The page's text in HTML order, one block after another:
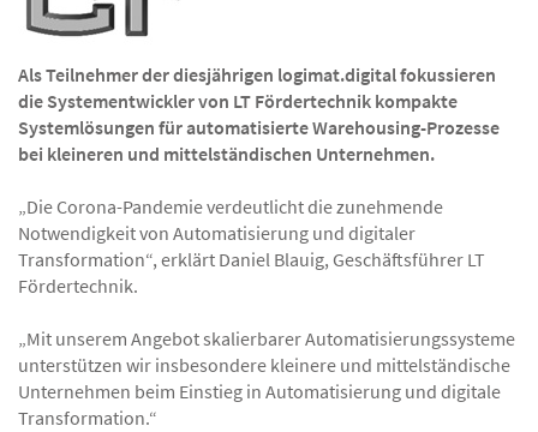
Als Teilnehmer der diesjährigen logimat.digital fokussieren
die Systementwickler von LT Fördertechnik kompakte
Systemlösungen für automatisierte Warehousing-Prozesse
bei kleineren und mittelständischen Unternehmen.
„Die Corona-Pandemie verdeutlicht die zunehmende
Notwendigkeit von Automatisierung und digitaler
Transformation“, erklärt Daniel Blauig, Geschäftsführer LT
Fördertechnik.
„Mit unserem Angebot skalierbarer Automatisierungssysteme
unterstützen wir insbesondere kleinere und mittelständische
Unternehmen beim Einstieg in Automatisierung und digitale
Transformation.“